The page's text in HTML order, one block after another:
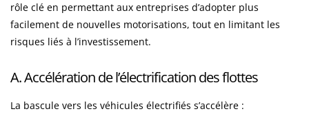
rôle clé en permettant aux entreprises d’adopter plus
facilement de nouvelles motorisations, tout en limitant les
risques liés à l’investissement.
A. Accélération de l’électrification des flottes
La bascule vers les véhicules électrifiés s’accélère :